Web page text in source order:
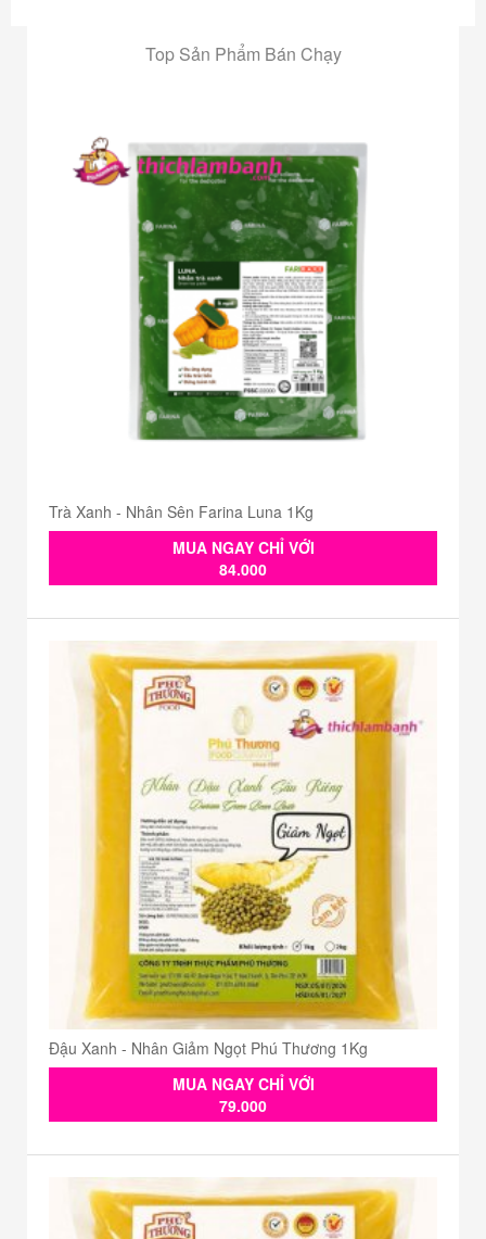
Top Sản Phẩm Bán Chạy
Trà Xanh - Nhân Sên Farina Luna 1Kg
MUA NGAY CHỈ VỚI
84.000
Đậu Xanh - Nhân Giảm Ngọt Phú Thương 1Kg
MUA NGAY CHỈ VỚI
79.000